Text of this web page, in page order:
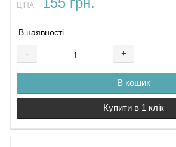
ЦІНА:
В наявності
- +
В кошик
Купити в 1 клік